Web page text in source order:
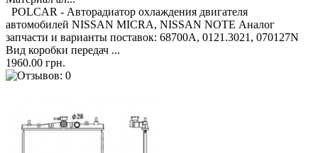
POLCAR - Авторадиатор охлаждения двигателя
автомобилей NISSAN MICRA, NISSAN NOTE Аналог
запчасти и варианты поставок: 68700A, 0121.3021, 070127N
Вид коробки передач ...
1960.00 грн.